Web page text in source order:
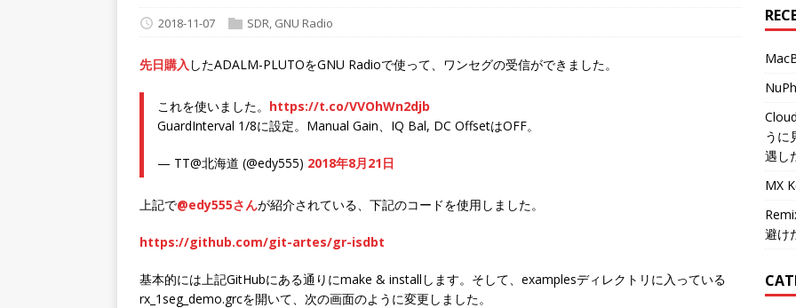
2018-11-07 SDR GNU Radio
先日購入 したADALM-PLUTOをGNU Radioで使って、ワンセグの受信ができました。
これを使いました。 https://t.co/VVOhWn2djb
GuardInterval 1/8に設定。Manual Gain、IQ Bal, DC OffsetはOFF。
— TT@北海道 (@edy555) 2018年8月21日
上記で@edy555さんが紹介されている、下記のコードを使用しました。
https://github.com/git-artes/gr-isdbt
基本的には上記GitHubにある通りにmake & installします。そして、examplesディレクトリに入っている
rx_1seg_demo.grcを開いて、次の画面のように変更しました。
うに
遇し
MX
避け